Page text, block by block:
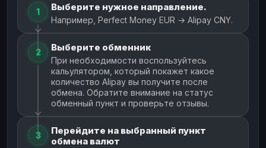
1 Выберите нужное направление.
Например, Perfect Money EUR → Alipay CNY.
2 Выберите обменник
При необходимости воспользуйтесь
кальулятором, который покажет какое
количество Alipay вы получите после
обмена. Обратите внимание на статус
обменный пункт и проверьте отзывы.
3
Перейдите на выбранный пункт
обмена валют